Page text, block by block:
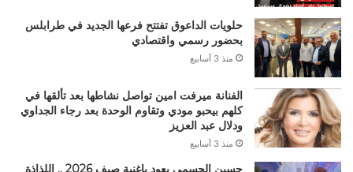
حلويات الداعوق تفتتح فرعها الجديد في طرابلس
بحضور رسمي واقتصادي
منذ 3 أسابيع
الفنانة ميرفت امين تواصل نشاطها بعد تألقها في
كلهم بيحبو مودي وتقاوم الوحدة بعد رجاء الجداوي
ودلال عبد العزيز
منذ 3 أسابيع
حسين الجسمي يعود باغنية صيف 2026 .. اللذاذة